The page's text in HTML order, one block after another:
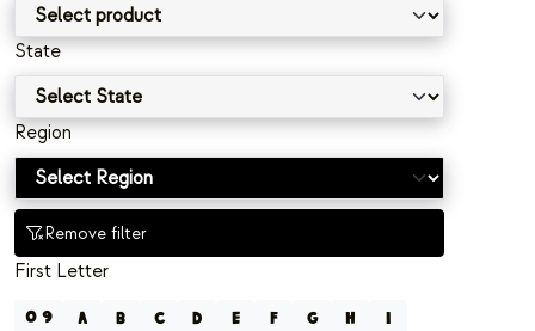
State
Region
Remove filter
First Letter
0 9 A B C D E F G H I